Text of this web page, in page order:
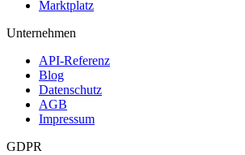
Marktplatz
Unternehmen
API-Referenz
Blog
Datenschutz
AGB
Impressum
GDPR